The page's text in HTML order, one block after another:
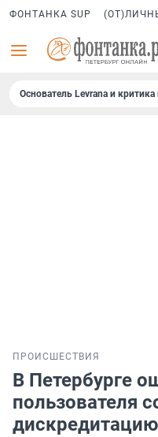
ФОНТАНКА SUP
Основатель Levrana и
ПРОИСШЕСТВИЯ
В Петербурге
пользователя